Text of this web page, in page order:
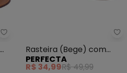
Perfecta - Rasteirinha
Rasteira (Bege) com
Adereço Dourado
PERFECTA
R$ 34,99R$ 49,99